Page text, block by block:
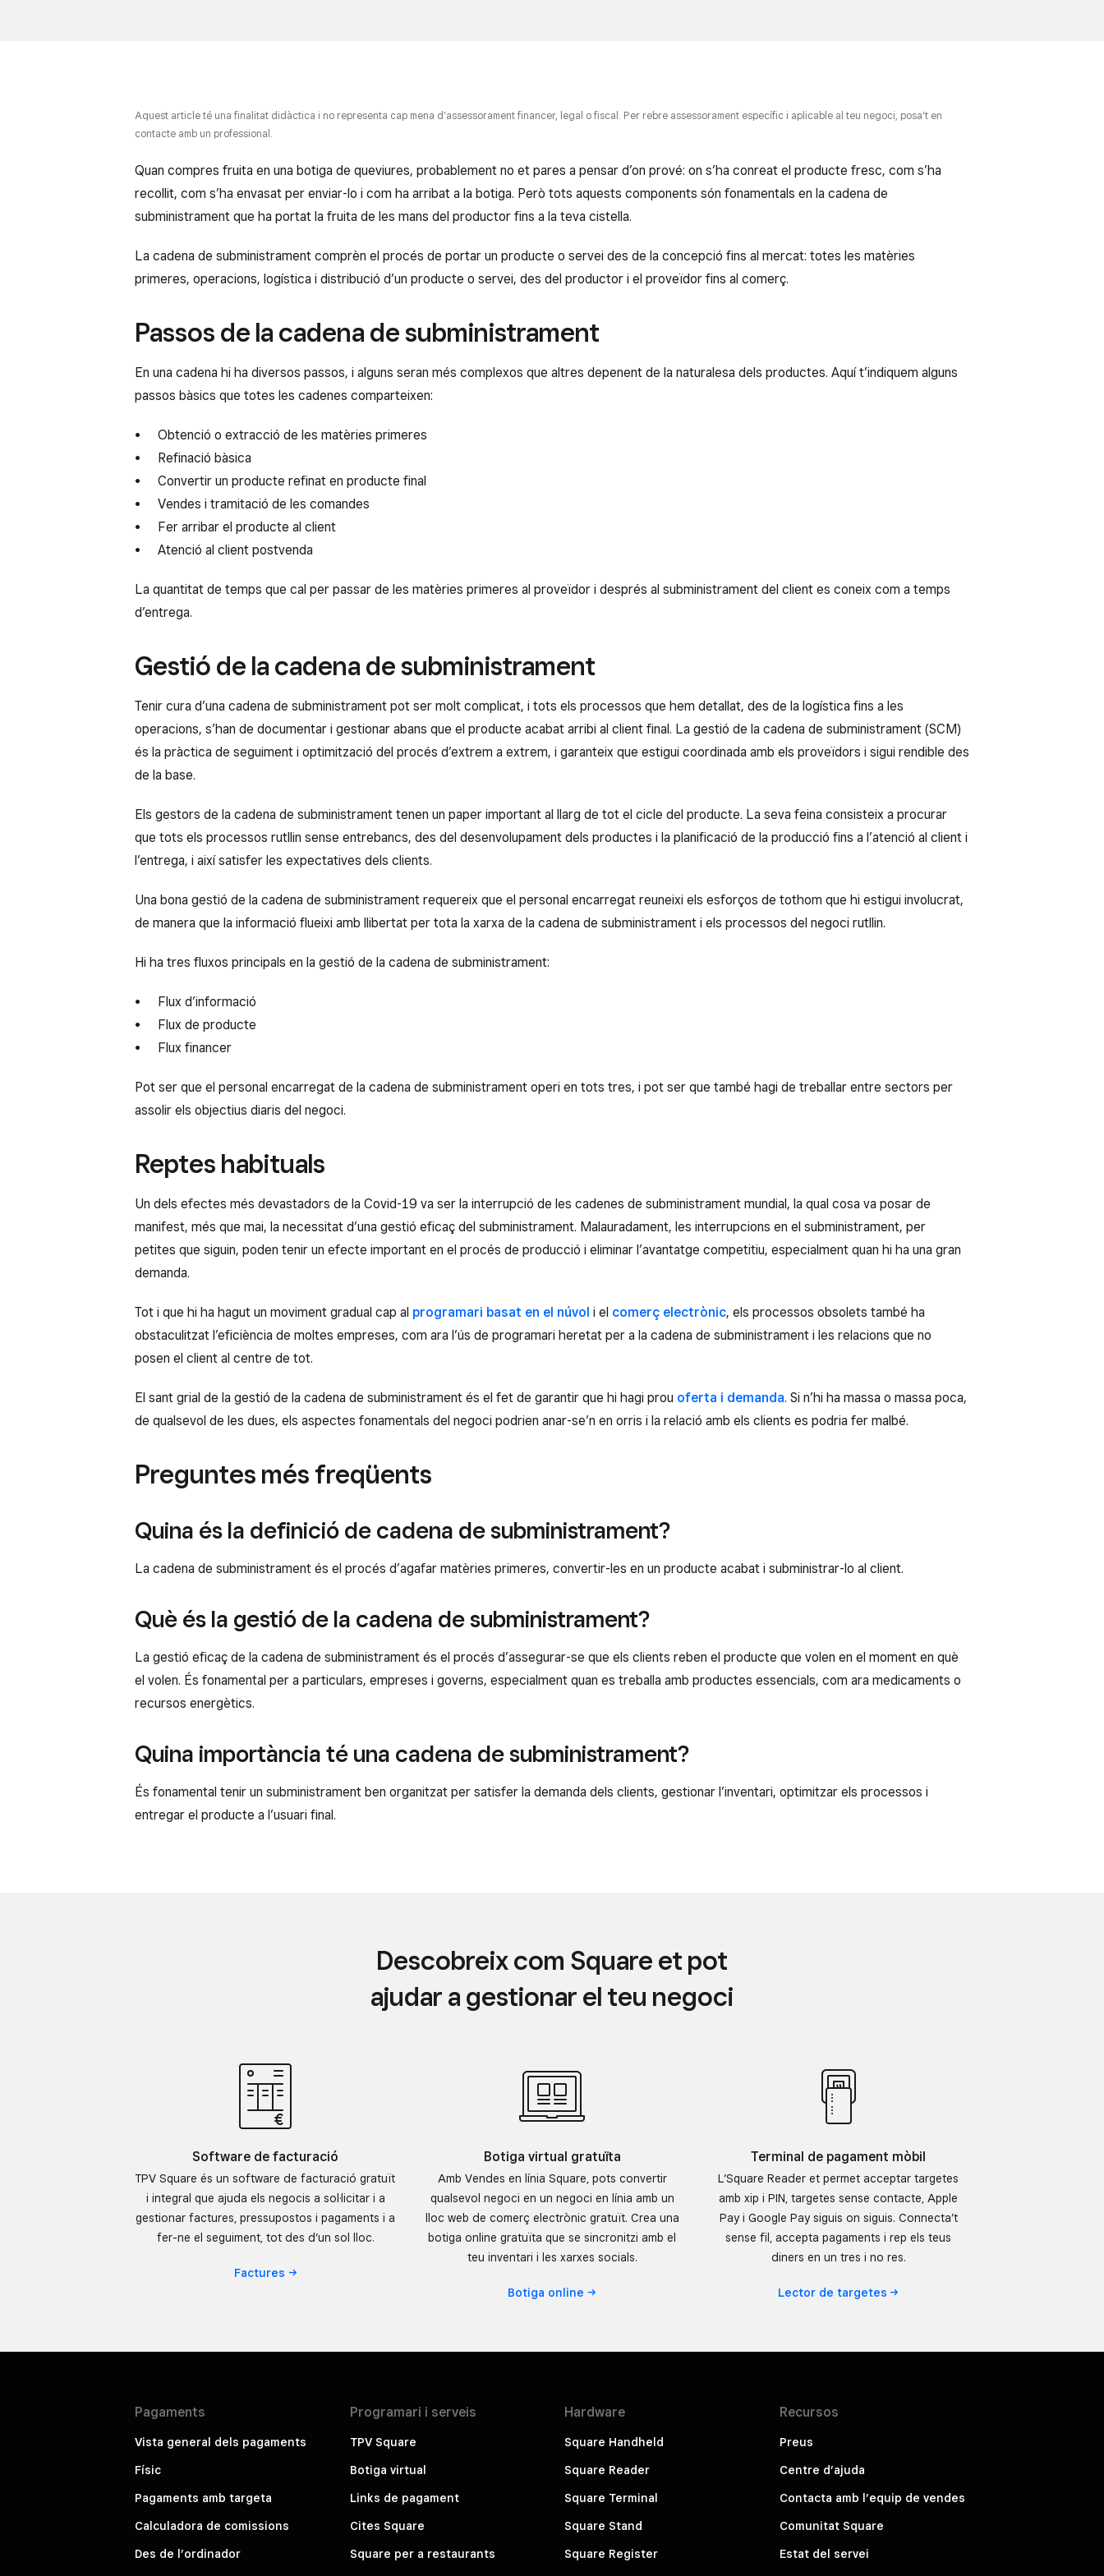
Aquest article té una finalitat didàctica i no representa cap mena d’assessorament financer, legal o fiscal. Per rebre assessorament específic i aplicable al teu negoci, posa’t en
contacte amb un professional.
Quan compres fruita en una botiga de queviures, probablement no et pares a pensar d’on prové: on s’ha conreat el producte fresc, com s’ha
recollit, com s’ha envasat per enviar-lo i com ha arribat a la botiga. Però tots aquests components són fonamentals en la cadena de
subministrament que ha portat la fruita de les mans del productor fins a la teva cistella.
La cadena de subministrament comprèn el procés de portar un producte o servei des de la concepció fins al mercat: totes les matèries
primeres, operacions, logística i distribució d’un producte o servei, des del productor i el proveïdor fins al comerç.
Passos de la cadena de subministrament
En una cadena hi ha diversos passos, i alguns seran més complexos que altres depenent de la naturalesa dels productes. Aquí t’indiquem alguns
passos bàsics que totes les cadenes comparteixen:
Obtenció o extracció de les matèries primeres
Refinació bàsica
Convertir un producte refinat en producte final
Vendes i tramitació de les comandes
Fer arribar el producte al client
Atenció al client postvenda
La quantitat de temps que cal per passar de les matèries primeres al proveïdor i després al subministrament del client es coneix com a temps
d’entrega.
Gestió de la cadena de subministrament
Tenir cura d’una cadena de subministrament pot ser molt complicat, i tots els processos que hem detallat, des de la logística fins a les
operacions, s’han de documentar i gestionar abans que el producte acabat arribi al client final. La gestió de la cadena de subministrament (SCM)
és la pràctica de seguiment i optimització del procés d’extrem a extrem, i garanteix que estigui coordinada amb els proveïdors i sigui rendible des
de la base.
Els gestors de la cadena de subministrament tenen un paper important al llarg de tot el cicle del producte. La seva feina consisteix a procurar
que tots els processos rutllin sense entrebancs, des del desenvolupament dels productes i la planificació de la producció fins a l’atenció al client i
l’entrega, i així satisfer les expectatives dels clients.
Una bona gestió de la cadena de subministrament requereix que el personal encarregat reuneixi els esforços de tothom que hi estigui involucrat,
de manera que la informació flueixi amb llibertat per tota la xarxa de la cadena de subministrament i els processos del negoci rutllin.
Hi ha tres fluxos principals en la gestió de la cadena de subministrament:
Flux d’informació
Flux de producte
Flux financer
Pot ser que el personal encarregat de la cadena de subministrament operi en tots tres, i pot ser que també hagi de treballar entre sectors per
assolir els objectius diaris del negoci.
Reptes habituals
Un dels efectes més devastadors de la Covid-19 va ser la interrupció de les cadenes de subministrament mundial, la qual cosa va posar de
manifest, més que mai, la necessitat d’una gestió eficaç del subministrament. Malauradament, les interrupcions en el subministrament, per
petites que siguin, poden tenir un efecte important en el procés de producció i eliminar l’avantatge competitiu, especialment quan hi ha una gran
demanda.
Tot i que hi ha hagut un moviment gradual cap al programari basat en el núvol i el comerç electrònic, els processos obsolets també ha
obstaculitzat l’eficiència de moltes empreses, com ara l’ús de programari heretat per a la cadena de subministrament i les relacions que no
posen el client al centre de tot.
El sant grial de la gestió de la cadena de subministrament és el fet de garantir que hi hagi prou oferta i demanda. Si n’hi ha massa o massa poca,
de qualsevol de les dues, els aspectes fonamentals del negoci podrien anar-se’n en orris i la relació amb els clients es podria fer malbé.
Preguntes més freqüents
Quina és la definició de cadena de subministrament?
La cadena de subministrament és el procés d’agafar matèries primeres, convertir-les en un producte acabat i subministrar-lo al client.
Què és la gestió de la cadena de subministrament?
La gestió eficaç de la cadena de subministrament és el procés d’assegurar-se que els clients reben el producte que volen en el moment en què
el volen. És fonamental per a particulars, empreses i governs, especialment quan es treballa amb productes essencials, com ara medicaments o
recursos energètics.
Quina importància té una cadena de subministrament?
És fonamental tenir un subministrament ben organitzat per satisfer la demanda dels clients, gestionar l’inventari, optimitzar els processos i
entregar el producte a l’usuari final.
Descobreix com Square et pot
ajudar a gestionar el teu negoci
Software de facturació
TPV Square és un software de facturació gratuït
i integral que ajuda els negocis a sol·licitar i a
gestionar factures, pressupostos i pagaments i a
fer-ne el seguiment, tot des d’un sol lloc.
Factures
Botiga virtual gratuïta
Amb Vendes en línia Square, pots convertir
qualsevol negoci en un negoci en línia amb un
lloc web de comerç electrònic gratuït. Crea una
botiga online gratuïta que se sincronitzi amb el
teu inventari i les xarxes socials.
Botiga online
Terminal de pagament mòbil
L’Square Reader et permet acceptar targetes
amb xip i PIN, targetes sense contacte, Apple
Pay i Google Pay siguis on siguis. Connecta’t
sense fil, accepta pagaments i rep els teus
diners en un tres i no res.
Lector de targetes
Pagaments
Vista general dels pagaments
Físic
Pagaments amb targeta
Calculadora de comissions
Des de l’ordinador
Programari i serveis
TPV Square
Botiga virtual
Links de pagament
Cites Square
Square per a restaurants
Hardware
Square Handheld
Square Reader
Square Terminal
Square Stand
Square Register
Recursos
Preus
Centre d’ajuda
Contacta amb l’equip de vendes
Comunitat Square
Estat del servei